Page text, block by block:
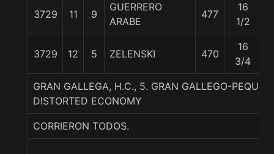
3729 11 9
GUERRERO
ARABE
477
16
1/2
3729 12 5 ZELENSKI 470
16
3/4
GRAN GALLEGA, H.C., 5. GRAN GALLEGO-
DISTORTED ECONOMY
CORRIERON TODOS.